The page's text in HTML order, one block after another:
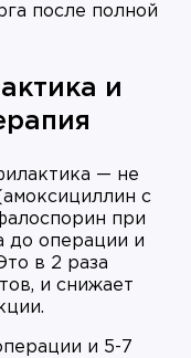
после полной
и
— не
с
при
до операции и
в 2 раза
и снижает
и 5-7